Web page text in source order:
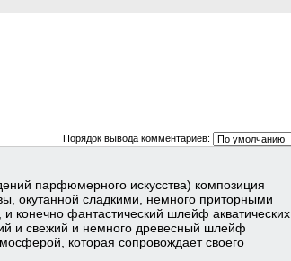
Порядок вывода комментариев:
парфюмерного искусства) композиция
окутанной сладкими, немного приторными
конечно фантастический шлейф акватических
и свежий и немного древесный шлейф
которая сопровождает своего